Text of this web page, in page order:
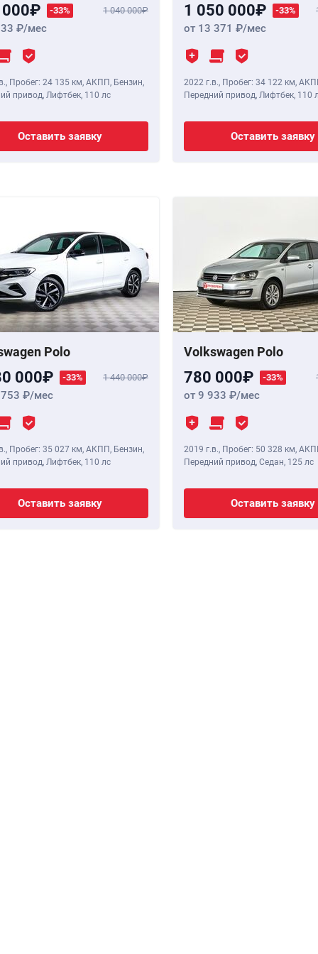
-33% 1 040 000
/мес
, Пробег: 24 135 км, АКПП, Бензин,
привод, Лифтбек, 110 лс
Оставить заявку
1 050 000 -33%
от 13 371 /мес
2022 г.в., Пробег: 34 122 км,
Передний привод, Лифтбек, 110
Оставить заявку
Polo
000 -33% 1 440 000
/мес
, Пробег: 35 027 км, АКПП, Бензин,
привод, Лифтбек, 110 лс
Оставить заявку
Volkswagen Polo
780 000 -33%
от 9 933 /мес
2019 г.в., Пробег: 50 328 км,
Передний привод, Седан, 125 лс
Оставить заявку